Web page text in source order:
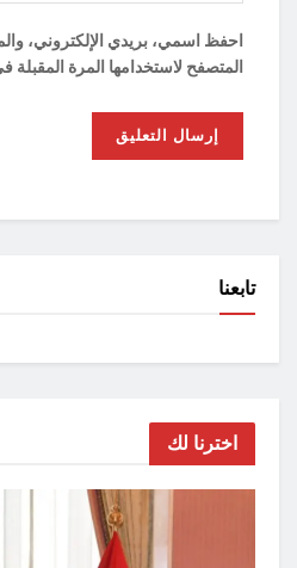
احفظ اسمي، بريدي الإلكتروني،
المتصفح لاستخدامها المرة المقبلة
تابعنا
اخترنا لك